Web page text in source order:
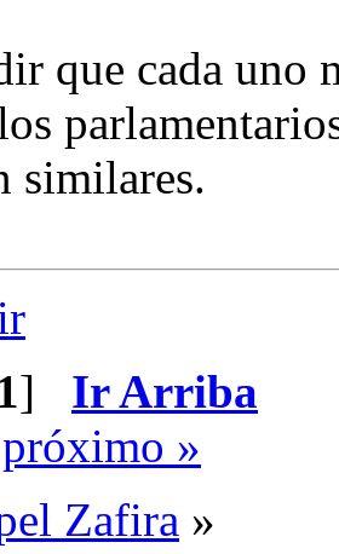
que cada uno
similares.
1] Ir Arriba
próximo »
Zafira »